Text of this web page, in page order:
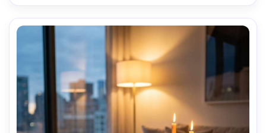
fotografia interior editorial, texturas ultra realistas,
composição limpa, alta resolução-AR 4:5